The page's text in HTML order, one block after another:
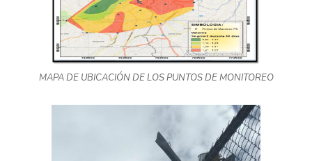
MAPA DE UBICACIÓN DE LOS PUNTOS DE MONITOREO